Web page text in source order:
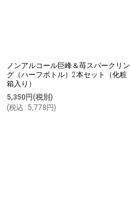
ノンアルコール巨峰＆苺スパークリン
グ（ハーフボトル）2本セット（化粧
箱入り）
5,350円 (税別)
(税込 : 5,778 円)